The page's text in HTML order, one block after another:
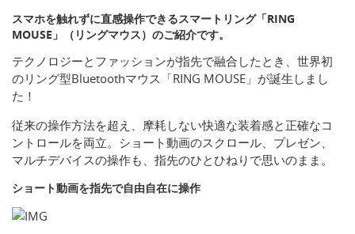
スマホを触れずに直感操作できるスマートリング「RING
MOUSE」（リングマウス）のご紹介です。
テクノロジーとファッションが指先で融合したとき、世界初
のリング型Bluetoothマウス「RING MOUSE」が誕生しまし
た！
従来の操作方法を超え、摩耗しない快適な装着感と正確なコ
ントロールを両立。ショート動画のスクロール、プレゼン、
マルチデバイスの操作も、指先のひとひねりで思いのまま。
ショート動画を指先で自由自在に操作